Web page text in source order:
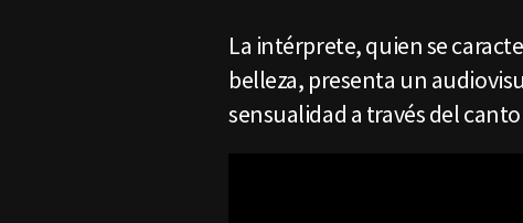
La intérprete, quien se
belleza, presenta un
sensualidad a través del